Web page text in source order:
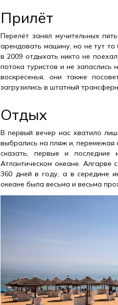
Прилёт
Перелёт занял мучительных
арендовать машину, но не тут
в 2009 отдыхать никто не
потока туристов и не
воскресенья, они также
загрузились в штатный
Отдых
В первый вечер нас хватило
выбрались на пляж и, перемежая
сказать, первые и последние
Атлантическом океане. Алгарве
360 дней в году, а в середине
океане была весьма и весьма